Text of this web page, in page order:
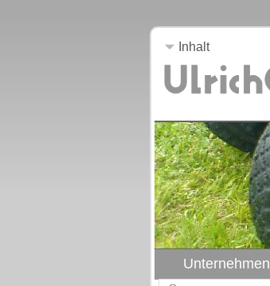
Inhalt
Unternehmen